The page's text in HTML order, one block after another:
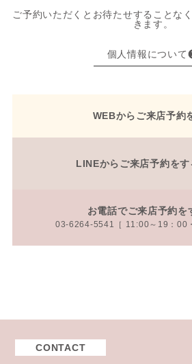
ご予約いただくとお待たせすることな
きます。
個人情報について
WEBからご来店予約
LINEからご来店予約をす
お電話でご来店予約を
03-6264-5541［ 11:00～19：00
CONTACT